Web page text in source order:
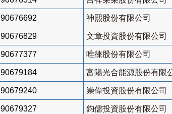
90676692 神熙股份有限公司
90676829 文章投資股份有限公司
90677377 唯徠股份有限公司
90679184 富陽光合能源股份有限
90679240 崇偉投資股份有限公司
90679327 鈞儒投資股份有限公司